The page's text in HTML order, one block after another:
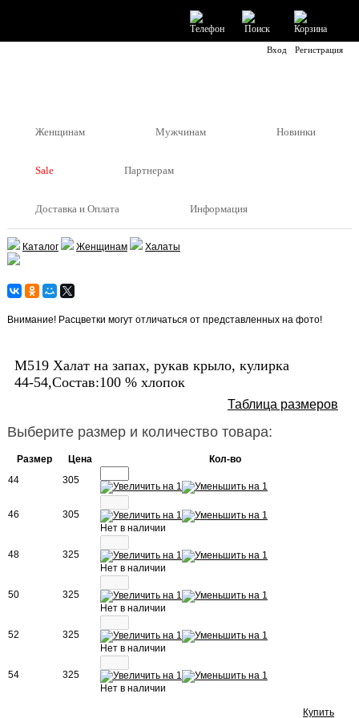
Вход Регистрация
Женщинам Мужчинам Новинки
Sale Партнерам
Доставка и Оплата Информация
Каталог Женщинам Халаты
Внимание! Расцветки могут отличаться от представленных на фото!
М519 Халат на запах, рукав крыло, кулирка
44-54,Состав:100 % хлопок
Таблица размеров
Выберите размер и количество товара:
Размер Цена
Кол-во
44
305
46
305
Нет в наличии
48
325
Нет в наличии
50
325
Нет в наличии
52
325
Нет в наличии
54
325
Нет в наличии
Купить